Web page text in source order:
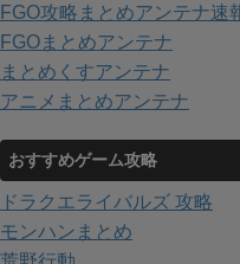
FGO攻略まとめアンテナ速
FGOまとめアンテナ
まとめくすアンテナ
アニメまとめアンテナ
おすすめゲーム攻略
ドラクエライバルズ 攻略
モンハンまとめ